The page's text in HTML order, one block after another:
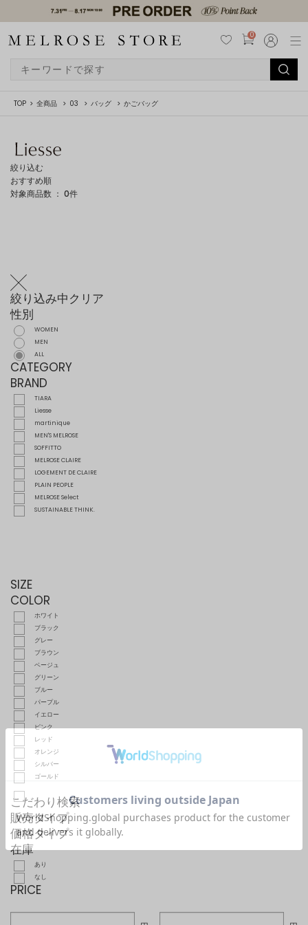
0
TOP 全商品 03 バッグ かごバッグ
絞り込む
おすすめ順
対象商品数 ： 0件
絞り込み中クリア
性別
WOMEN
MEN
ALL
CATEGORY
BRAND
TIARA
Liesse
martinique
MEN'S MELROSE
SOFFITTO
MELROSE CLAIRE
LOGEMENT DE CLAIRE
PLAIN PEOPLE
MELROSE Select
SUSTAINABLE THINK.
SIZE
COLOR
ホワイト
ブラック
グレー
ブラウン
ベージュ
グリーン
ブルー
パープル
イエロー
ピンク
レッド
オレンジ
シルバー
ゴールド
こだわり検索
販売タイプ
価格タイプ
在庫
あり
なし
PRICE